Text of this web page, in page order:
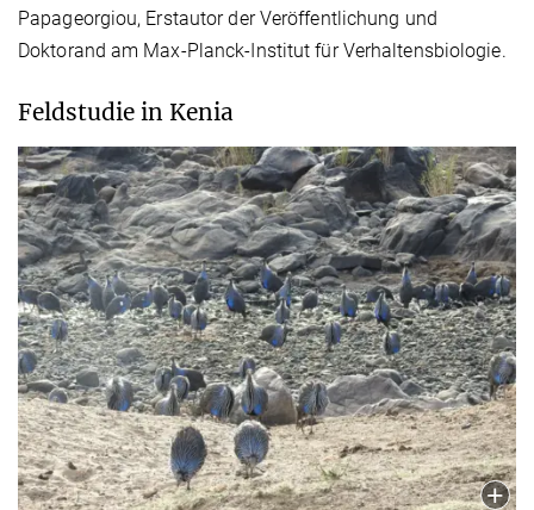
Papageorgiou, Erstautor der Veröffentlichung und
Doktorand am Max-Planck-Institut für Verhaltensbiologie.
Feldstudie in Kenia